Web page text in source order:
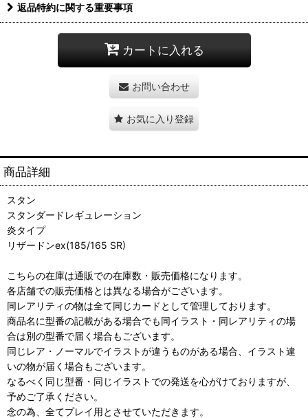
返品特約に関する重要事項
カートに入れる
お問い合わせ
お気に入り登録
商品詳細
スタン
スタンダードレギュレーション
炎タイプ
リザードンex(185/165 SR)
こちらの在庫は通販での在庫数・販売価格になります。
各店舗での販売価格とは異なる場合がございます。
同レアリティの物は全て同じカードとして管理しております。
商品名に型番の記載がある場合でも同イラスト・同レアリティの場
合は別の型番で届く場合もございます。
同じレア・ノーマルでイラストが違うものがある場合、イラスト違
いの物が届く場合もございます。
なるべく同じ型番・同じイラストでの発送を心がけておりますが、
予めご了承ください。
念の為、全てプレイ用とさせていただきます。